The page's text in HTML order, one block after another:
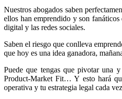
Nuestros abogados saben
ellos han emprendido y son
digital y las redes sociales.
Saben el riesgo que conlleva
que hoy es una idea ganadora,
Puede que tengas que pivotar una
Product-Market Fit… Y esto hará
operativa y tu estrategia legal cada